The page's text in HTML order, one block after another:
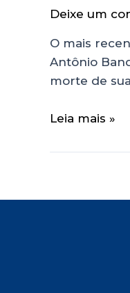
Deixe um
O mais
Antônio
morte de
Leia mais »